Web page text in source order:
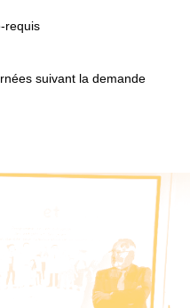
requis
suivant la demande